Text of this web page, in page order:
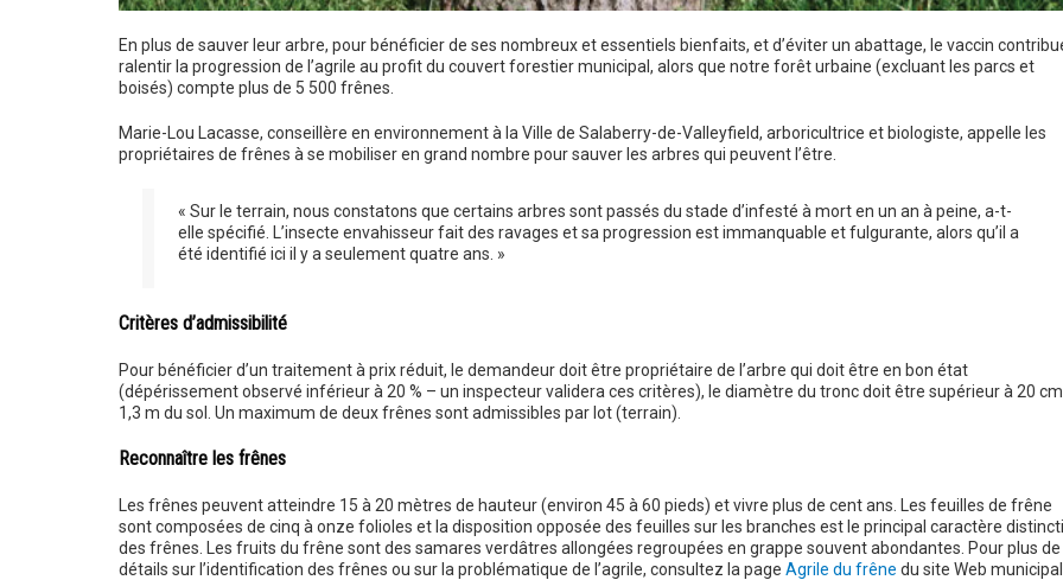
En plus de sauver leur arbre, pour bénéficier de ses nombreux et essentiels bienfaits, et d’éviter un abattage, le vaccin
ralentir la progression de l’agrile au profit du couvert forestier municipal, alors que notre forêt urbaine (excluant les parcs et
boisés) compte plus de 5 500 frênes.
Marie-Lou Lacasse, conseillère en environnement à la Ville de Salaberry-de-Valleyfield, arboricultrice et biologiste, appelle les
propriétaires de frênes à se mobiliser en grand nombre pour sauver les arbres qui peuvent l’être.
« Sur le terrain, nous constatons que certains arbres sont passés du stade d’infesté à mort en un an à peine, a-t-
elle spécifié. L’insecte envahisseur fait des ravages et sa progression est immanquable et fulgurante, alors qu’il a
été identifié ici il y a seulement quatre ans. »
Critères d’admissibilité
Pour bénéficier d’un traitement à prix réduit, le demandeur doit être propriétaire de l’arbre qui doit être en bon état
(dépérissement observé inférieur à 20 % – un inspecteur validera ces critères), le diamètre du tronc doit être supérieur à 20
1,3 m du sol. Un maximum de deux frênes sont admissibles par lot (terrain).
Reconnaître les frênes
Les frênes peuvent atteindre 15 à 20 mètres de hauteur (environ 45 à 60 pieds) et vivre plus de cent ans. Les feuilles de frêne
sont composées de cinq à onze folioles et la disposition opposée des feuilles sur les branches est le principal caractère
des frênes. Les fruits du frêne sont des samares verdâtres allongées regroupées en grappe souvent abondantes. Pour plus de
détails sur l’identification des frênes ou sur la problématique de l’agrile, consultez la page Agrile du frêne du site Web